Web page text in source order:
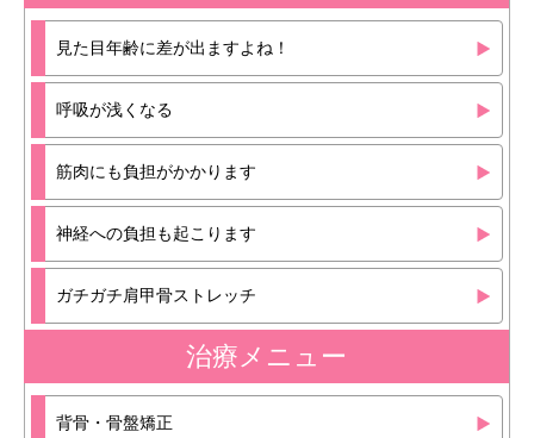
見た目年齢に差が出ますよね！
呼吸が浅くなる
筋肉にも負担がかかります
神経への負担も起こります
ガチガチ肩甲骨ストレッチ
治療メニュー
背骨・骨盤矯正